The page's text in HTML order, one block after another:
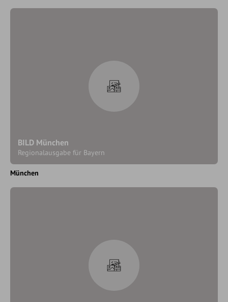
BILD München
Regionalausgabe für Bayern
München